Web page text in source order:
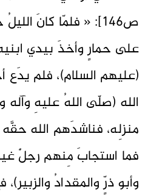
ص146]: « فلمّا كانَ
على حمارٍ وأخذَ بيدي
(عليهم السلام)، فلم
الله (صلّى اللهُ عليهِ وآله
منزلِه، فناشدَهم الله
فما استجابَ مِنهم رجلٌ
وأبو ذرٍّ والمقدادُ والزبير)،